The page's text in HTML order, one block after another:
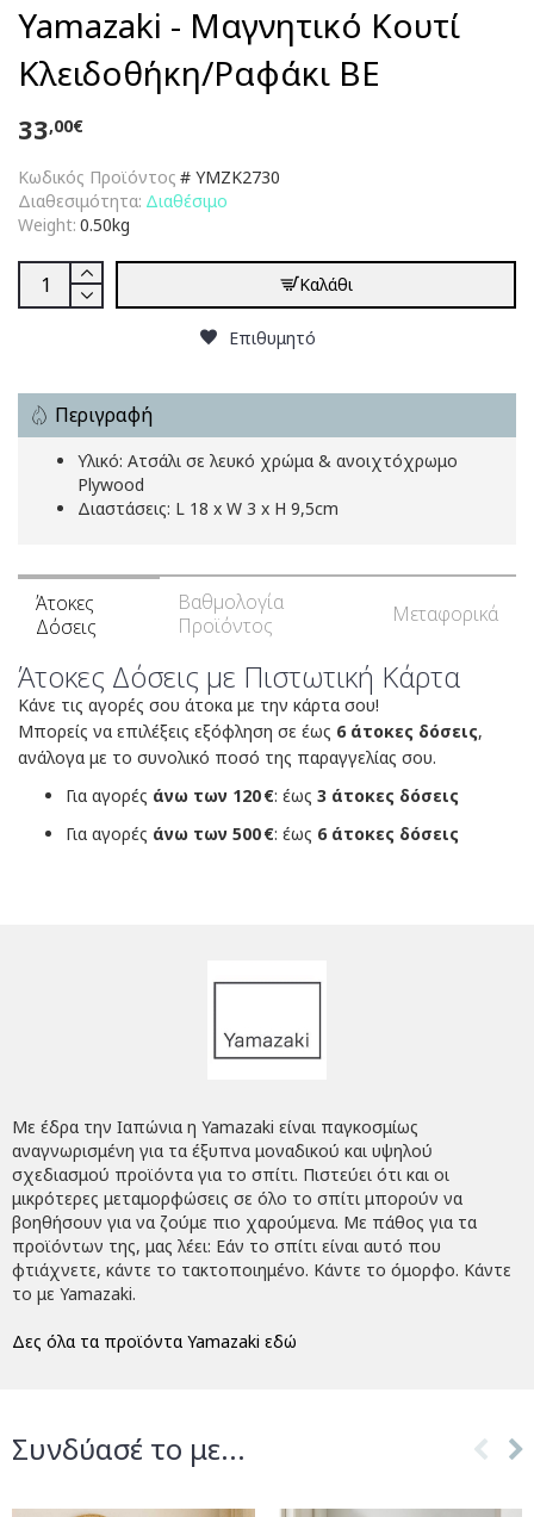
Yamazaki - Μαγνητικό Κουτί
Κλειδοθήκη/Ραφάκι BE
Κωδικός Προϊόντος # YMZK2730
Διαθεσιμότητα: Διαθέσιμο
Weight: 0.50kg
33,00€
Καλάθι
Επιθυμητό
Περιγραφή
Υλικό: Ατσάλι σε λευκό χρώμα & ανοιχτόχρωμο
Plywood
Διαστάσεις: L 18 x W 3 x H 9,5cm
Άτοκες
Δόσεις
Βαθμολογία
Προϊόντος
Μεταφορικά
Άτοκες Δόσεις με Πιστωτική Κάρτα
Κάνε τις αγορές σου άτοκα με την κάρτα σου!
Μπορείς να επιλέξεις εξόφληση σε έως 6 άτοκες δόσεις,
ανάλογα με το συνολικό ποσό της παραγγελίας σου.
Για αγορές άνω των 120 €: έως 3 άτοκες δόσεις
Για αγορές άνω των 500 €: έως 6 άτοκες δόσεις
Με έδρα την Ιαπώνια η Yamazaki είναι παγκοσμίως
αναγνωρισμένη για τα έξυπνα μοναδικού και υψηλού
σχεδιασμού προϊόντα για το σπίτι. Πιστεύει ότι και οι
μικρότερες μεταμορφώσεις σε όλο το σπίτι μπορούν να
βοηθήσουν για να ζούμε πιο χαρούμενα. Με πάθος για τα
προϊόντων της, μας λέει: Εάν το σπίτι είναι αυτό που
φτιάχνετε, κάντε το τακτοποιημένο. Κάντε το όμορφο. Κάντε
το με Yamazaki.
Δες όλα τα προϊόντα Yamazaki εδώ
Συνδύασέ το με...